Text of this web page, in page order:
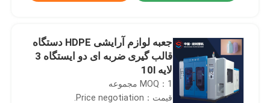
جعبه لوازم آرایشی HDPE دستگاه
قالب گیری ضربه ای دو ایستگاه 3
لایه 10l
MOQ：1 مجموعه
قیمت：Price negotiation.